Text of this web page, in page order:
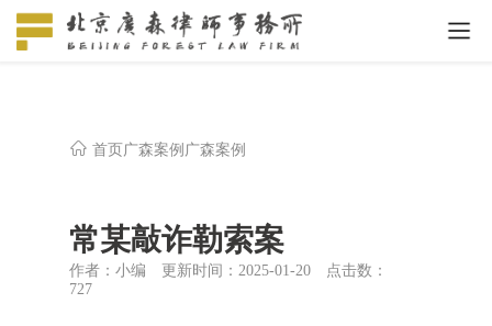
首页 广森案例 广森案例
常某敲诈勒索案
作者：小编 更新时间：2025-01-20
点击数：
727